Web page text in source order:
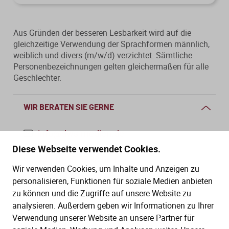
Diese Webseite verwendet Cookies.
Wir verwenden Cookies, um Inhalte und Anzeigen zu
personalisieren, Funktionen für soziale Medien anbieten
zu können und die Zugriffe auf unsere Website zu
analysieren. Außerdem geben wir Informationen zu Ihrer
Verwendung unserer Website an unsere Partner für
WIR BERATEN SIE GERNE
info@dws-medien.de
Mo.–Do. 08:00–16:00 Uhr
Fr. 08:00–13:30 Uhr
SERVICE
Aus Gründen der besseren Lesbarkeit wird auf die
gleichzeitige Verwendung der Sprachformen männlich,
weiblich und divers (m/w/d) verzichtet. Sämtliche
Personenbezeichnungen gelten gleichermaßen für alle
Geschlechter.